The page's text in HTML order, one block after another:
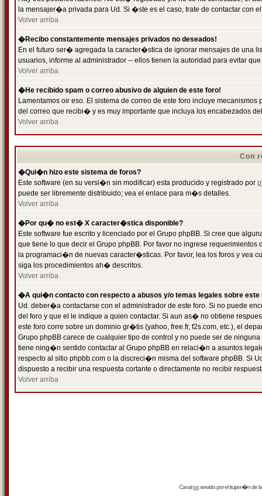
la mensajer�a privada para Ud. Si �ste es el caso, trate de contactar con
Volver arriba
�Recibo constantemente mensajes privados no deseados!
En el futuro ser� agregada la caracter�stica de ignorar mensajes de una
usuarios, informe al administrador -- ellos tienen la autoridad para evitar
Volver arriba
�He recibido spam o correo abusivo de alguien de este foro!
Lamentamos oir eso. El sistema de correo de este foro incluye
del correo que recibi� y es muy importante que incluya los encabezados
Volver arriba
Con
�Qui�n hizo este sistema de foros?
Este software (en su versi�n sin modificar) esta producido y registrado por
puede ser libremente distribuido; vea el enlace para m�s detalles.
Volver arriba
�Por qu� no est� X caracter�stica disponible?
Este software fue escrito y licenciado por el Grupo phpBB. Si cree que
que tiene lo que decir el Grupo phpBB. Por favor no ingrese
la programaci�n de nuevas caracter�sticas. Por favor, lea los foros y vea
siga los procedimientos ah� descritos.
Volver arriba
�A qui�n contacto con respecto a abusos y/o temas legales sobre este
Ud. deber�a contactarse con el administrador de este foro. Si no puede
del foro y que el le indique a quien contactar. Si aun as� no obtiene
este foro corre sobre un dominio gr�tis (yahoo, free.fr, f2s.com, etc.), el
Grupo phpBB carece de cualquier tipo de control y no puede ser de
tiene ning�n sentido contactar al Grupo phpBB en relaci�n a asuntos
respecto al sitio phpbb.com o la discreci�n misma del software phpBB. Si
dispuesto a recibir una respuesta cortante o directamente no recibir
Volver arriba
Canalrssservido por eltrujam�nde